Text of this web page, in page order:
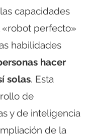
capacidades
«robot perfecto»
habilidades
hacer
solas. Esta
de
y de inteligencia
de la